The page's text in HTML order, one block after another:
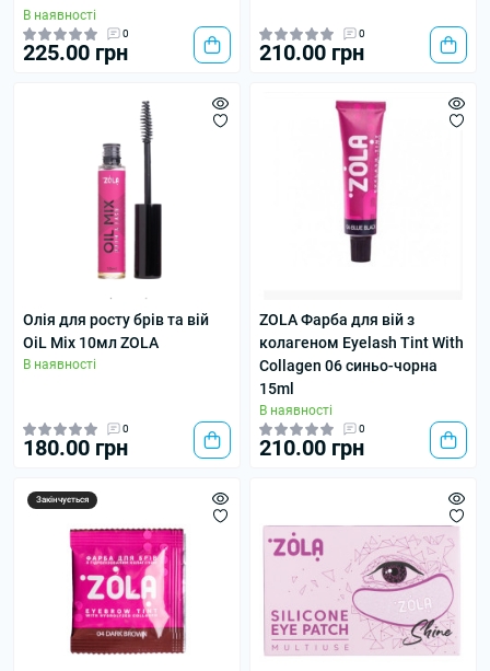
В наявності
0
225.00 грн
0
210.00 грн
Олія для росту брів та вій
OiL Mix 10мл ZOLA
В наявності
0
180.00 грн
ZOLA Фарба для вій з
колагеном Eyelash Tint With
Collagen 06 синьо-чорна
15ml
В наявності
0
210.00 грн
Закінчується